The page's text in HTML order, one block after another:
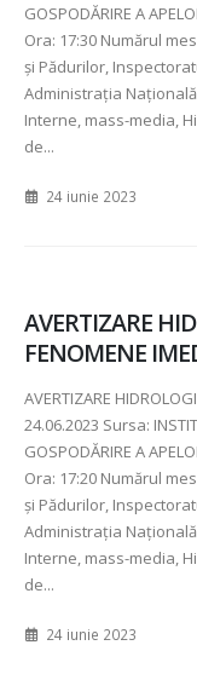
GOSPODĂRIRE A
Ora: 17:30 Numărul
şi Pădurilor,
Administraţia
Interne, mass-media,
de...
24 iunie 2023
AVERTIZARE
FENOMENE
AVERTIZARE
24.06.2023 Sursa:
GOSPODĂRIRE A
Ora: 17:20 Numărul
şi Pădurilor,
Administraţia
Interne, mass-media,
de...
24 iunie 2023